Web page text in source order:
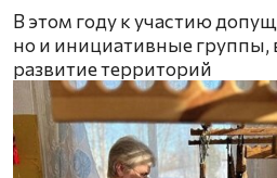
В этом году к участию
но и инициативные группы,
развитие территорий